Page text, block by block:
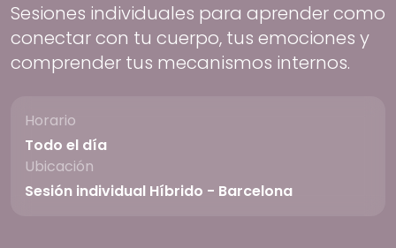
Sesiones individuales para aprender como
conectar con tu cuerpo, tus emociones y
comprender tus mecanismos internos.
Horario
Todo el día
Ubicación
Sesión individual Híbrido - Barcelona